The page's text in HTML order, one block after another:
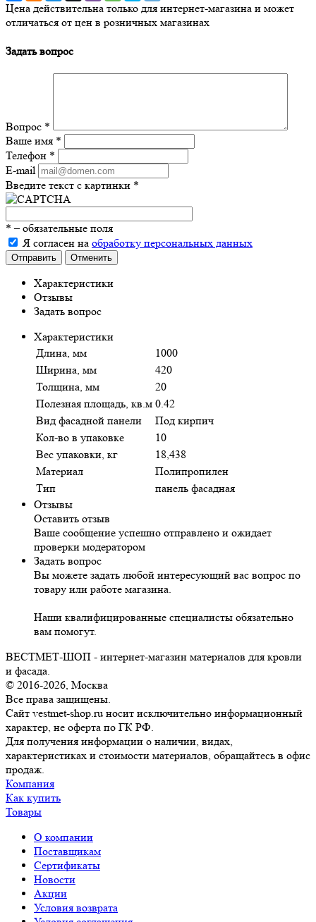
Цена действительна только для интернет-магазина и может
отличаться от цен в розничных магазинах
Задать вопрос
Вопрос *
Ваше имя *
Телефон *
E-mail
Введите текст с картинки *
* – обязательные поля
Я согласен на обработку персональных данных
Отправить Отменить
Характеристики
Отзывы
Задать вопрос
Характеристики
Длина, мм
1000
Ширина, мм
420
Толщина, мм
20
Полезная площадь, кв.м 0.42
Вид фасадной панели
Под кирпич
Кол-во в упаковке
10
Вес упаковки, кг
18,438
Материал
Полипропилен
Тип
панель фасадная
Отзывы
Оставить отзыв
Ваше сообщение успешно отправлено и ожидает
проверки модератором
Задать вопрос
Вы можете задать любой интересующий вас вопрос по
товару или работе магазина.
Наши квалифицированные специалисты обязательно
вам помогут.
ВЕСТМЕТ-ШОП - интернет-магазин материалов для кровли
и фасада.
© 2016-2026, Москва
Все права защищены.
Сайт vestmet-shop.ru носит исключительно информационный
характер, не оферта по ГК РФ.
Для получения информации о наличии, видах,
характеристиках и стоимости материалов, обращайтесь в офис
продаж.
Компания
Как купить
Товары
О компании
Поставщикам
Сертификаты
Новости
Акции
Условия возврата